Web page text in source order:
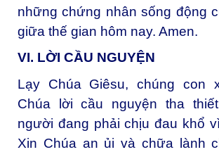
những chứng nhân sống động
giữa thế gian hôm nay. Amen.
VI. LỜI CẦU NGUYỆN
Lạy Chúa Giêsu, chúng con
Chúa lời cầu nguyện tha
người đang phải chịu đau khổ
Xin Chúa an ủi và chữa lành